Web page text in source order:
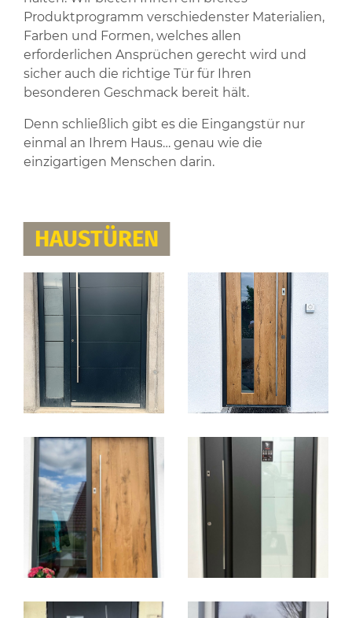
Produktprogramm verschiedenster Materialien,
Farben und Formen, welches allen
erforderlichen Ansprüchen gerecht wird und
sicher auch die richtige Tür für Ihren
besonderen Geschmack bereit hält.
Denn schließlich gibt es die Eingangstür nur
einmal an Ihrem Haus… genau wie die
einzigartigen Menschen darin.
HAUSTÜREN